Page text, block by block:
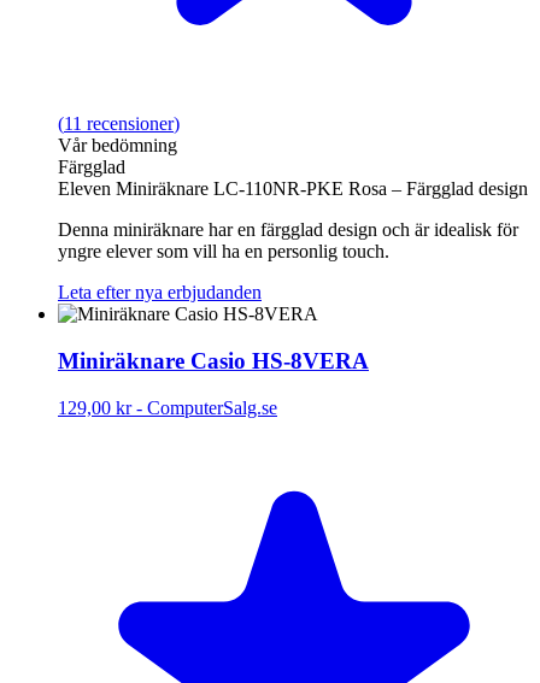
(11 recensioner)
Vår bedömning
Färgglad
Eleven Miniräknare LC-110NR-PKE Rosa – Färgglad design
Denna miniräknare har en färgglad design och är idealisk för
yngre elever som vill ha en personlig touch.
Leta efter nya erbjudanden
Miniräknare Casio HS-8VERA
129,00 kr- ComputerSalg.se